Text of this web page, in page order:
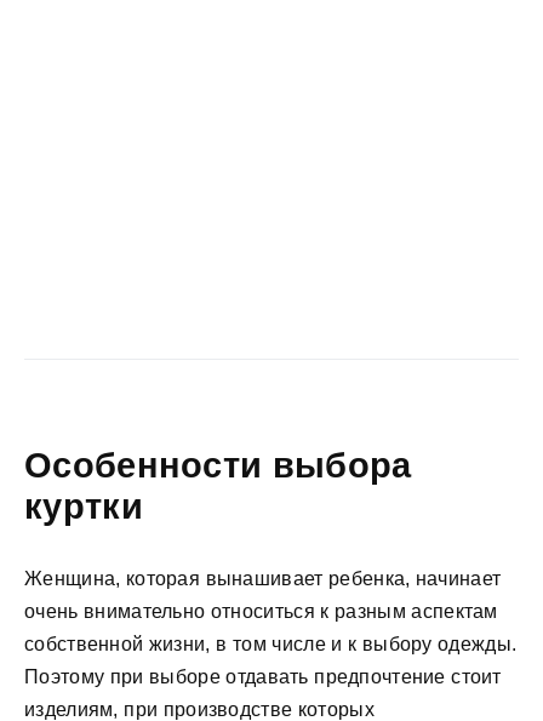
Особенности выбора
куртки
Женщина, которая вынашивает ребенка, начинает
очень внимательно относиться к разным аспектам
собственной жизни, в том числе и к выбору одежды.
Поэтому при выборе отдавать предпочтение стоит
изделиям, при производстве которых